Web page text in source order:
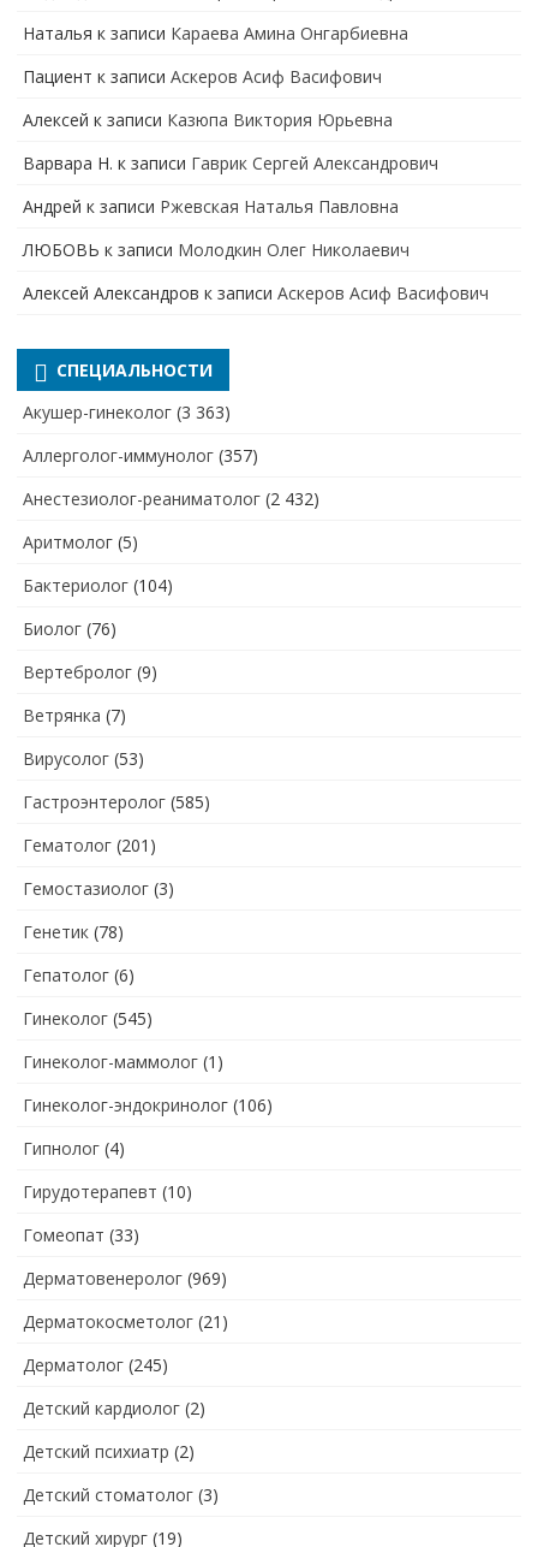
Наталья к записи Караева Амина Онгарбиевна
Пациент к записи Аскеров Асиф Васифович
Алексей к записи Казюпа Виктория Юрьевна
Варвара Н. к записи Гаврик Сергей Александрович
Андрей к записи Ржевская Наталья Павловна
ЛЮБОВЬ к записи Молодкин Олег Николаевич
Алексей Александров к записи Аскеров Асиф Васифович
СПЕЦИАЛЬНОСТИ
Акушер-гинеколог (3 363)
Аллерголог-иммунолог (357)
Анестезиолог-реаниматолог (2 432)
Аритмолог (5)
Бактериолог (104)
Биолог (76)
Вертебролог (9)
Ветрянка (7)
Вирусолог (53)
Гастроэнтеролог (585)
Гематолог (201)
Гемостазиолог (3)
Генетик (78)
Гепатолог (6)
Гинеколог (545)
Гинеколог-маммолог (1)
Гинеколог-эндокринолог (106)
Гипнолог (4)
Гирудотерапевт (10)
Гомеопат (33)
Дерматовенеролог (969)
Дерматокосметолог (21)
Дерматолог (245)
Детский кардиолог (2)
Детский психиатр (2)
Детский стоматолог (3)
Детский хирург (19)